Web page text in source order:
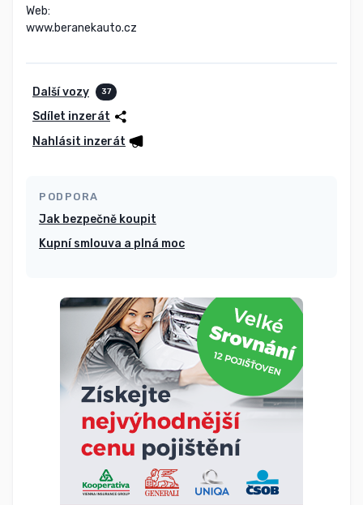
Web:
www.beranekauto.cz
Další vozy 37
Sdílet inzerát
Nahlásit inzerát
PODPORA
Jak bezpečně koupit
Kupní smlouva a plná moc